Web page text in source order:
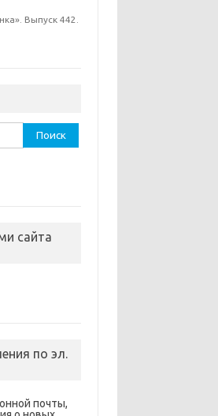
Выпуск 442.
сайта
по эл.
почты,